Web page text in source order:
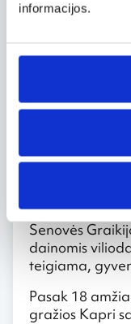
informacijos.
Senovės
dainomis
teigiama,
Pasak 18
gražios Kapri